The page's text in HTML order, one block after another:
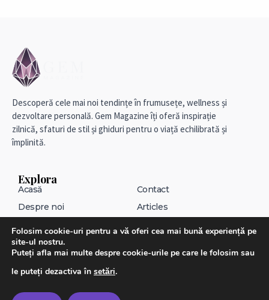
Descoperă cele mai noi tendințe în frumusețe, wellness și
dezvoltare personală. Gem Magazine îți oferă inspirație
zilnică, sfaturi de stil și ghiduri pentru o viață echilibrată și
împlinită.
Explora
Acasă
Contact
Despre noi
Articles
Frumusețe & Îngrijire
Mindfulness & Spiritualitate Relații & Psihologie
Wellness & Sănătate
Folosim cookie-uri pentru a vă oferi cea mai bună experiență pe
site-ul nostru.
Puteți afla mai multe despre cookie-urile pe care le folosim sau
le puteți dezactiva în setări.